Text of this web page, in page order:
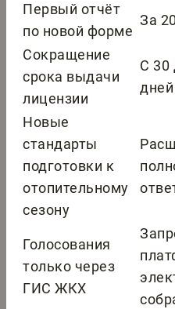
Первый отчёт
по новой форме
За
Сокращение
срока выдачи
лицензии
С 30
дней
Новые
стандарты
подготовки к
отопительному
сезону
Голосования
только через
ГИС ЖКХ